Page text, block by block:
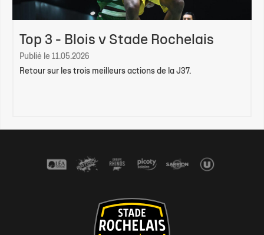
Top 3 - Blois v Stade Rochelais
Publié le 11.05.2026
Retour sur les trois meilleurs actions de la J37.